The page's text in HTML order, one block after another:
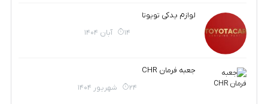
لوازم یدکی تویوتا
14 آبان 1404
جعبه فرمان CHR
24 شهریور 1404